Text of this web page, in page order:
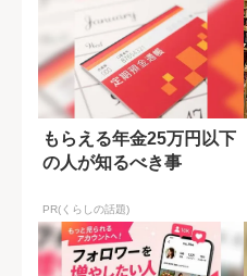
もらえる年金25万円以下
の人が知るべき事
PR(くらしの話題)